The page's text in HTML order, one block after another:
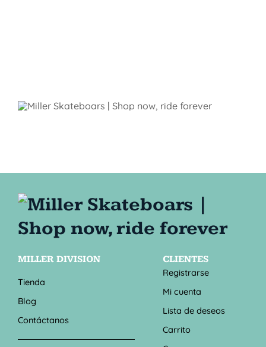
MILLER DIVISION
Tienda
Blog
Contáctanos
CLIENTES
Registrarse
Mi cuenta
Lista de deseos
Carrito